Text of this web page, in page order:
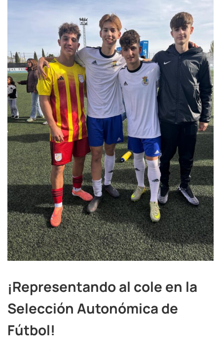
¡Representando al cole en la
Selección Autonómica de
Fútbol!